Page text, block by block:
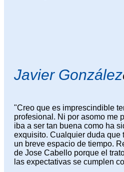
Javier González
"Creo que es imprescindible
profesional. Ni por asomo me
iba a ser tan buena como ha
exquisito. Cualquier duda que
un breve espacio de tiempo.
de Jose Cabello porque el
las expectativas se cumplen